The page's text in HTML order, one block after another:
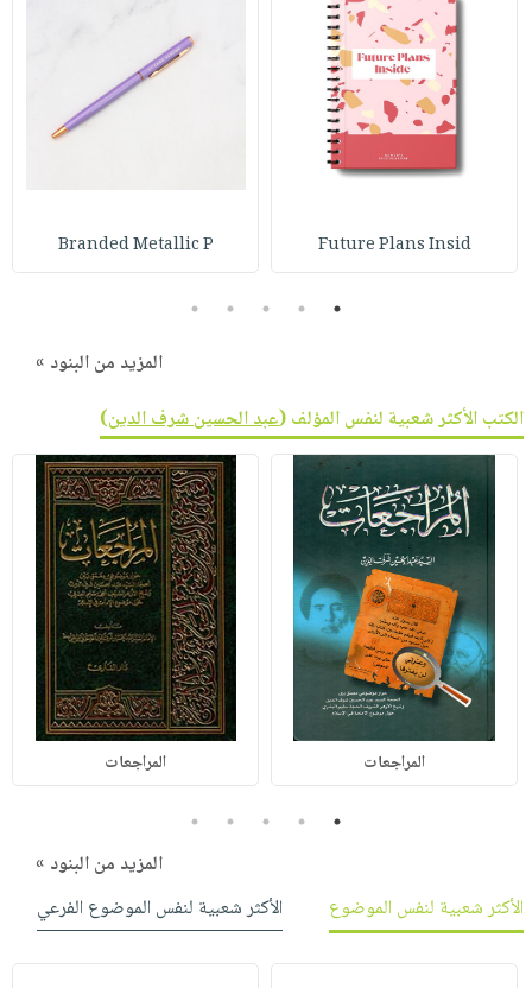
Future Plans Insid
Branded Metallic P
1
2
3
4
5
المزيد من البنود »
الكتب الأكثر شعبية لنفس المؤلف (عبد الحسين شرف الدين)
المراجعات المراجعات
1
2
3
4
5
المزيد من البنود »
الأكثر شعبية لنفس الموضوع
الأكثر شعبية لنفس الموضوع الفرعي